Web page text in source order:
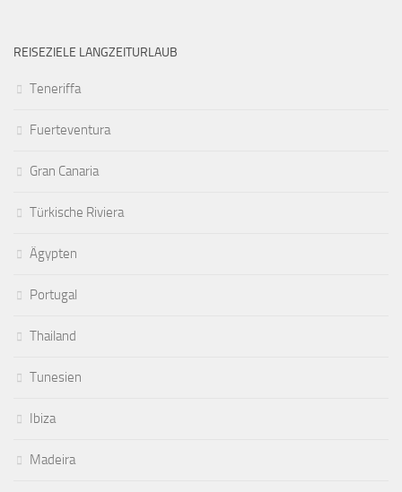
REISEZIELE LANGZEITURLAUB
Teneriffa
Fuerteventura
Gran Canaria
Türkische Riviera
Ägypten
Portugal
Thailand
Tunesien
Ibiza
Madeira